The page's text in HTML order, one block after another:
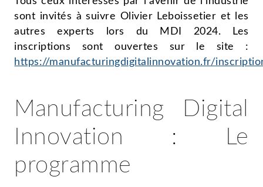
sont invités à suivre Olivier Leboissetier et les
autres experts lors du MDI 2024. Les
inscriptions sont ouvertes sur le site :
https://manufacturingdigitalinnovation.fr/
Manufacturing Digital
Innovation : Le
programme